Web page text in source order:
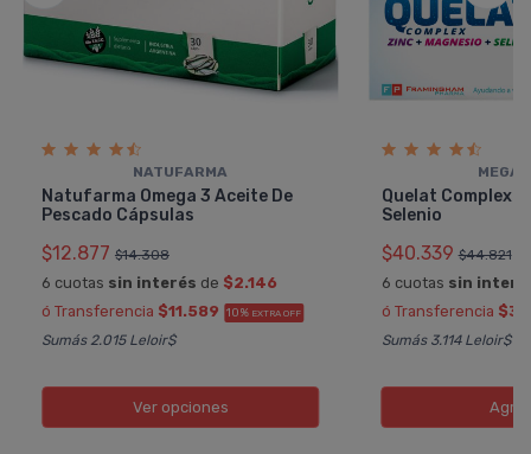
NATUFARMA
Natufarma Omega 3 Aceite De
Pescado Cápsulas
$12.877 $14.308
6 cuotas sin interés de $2.146
ó Transferencia $11.589 10% EXTRA OFF
Sumás 2.015 Leloir$
Ver opciones
Quelat Complex
Selenio
$40.339 $44.821
6 cuotas sin
ó Transferencia
Sumás 3.114 Leloir$